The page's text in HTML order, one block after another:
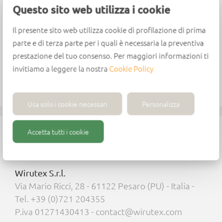
Questo sito web utilizza i cookie
Il presente sito web utilizza cookie di profilazione di prima
parte e di terza parte per i quali è necessaria la preventiva
prestazione del tuo consenso. Per maggiori informazioni ti
invitiamo a leggere la nostraCookie Policy
Usa solo i cookie necessari Personalizza
Accetta tutti i cookie
Vuelve a Todos los Productos »
Descarga el PDF completo »
Wirutex S.r.l.
Via Mario Ricci, 28 - 61122 Pesaro (PU) - Italia -
Tel. +39 (0)721 204355
P.iva 01271430413 - contact@wirutex.com